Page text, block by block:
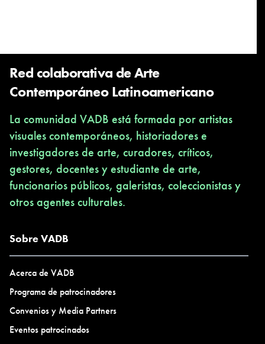
Red colaborativa de Arte
Contemporáneo Latinoamericano
La comunidad VADB está formada por artistas
visuales contemporáneos, historiadores e
investigadores de arte, curadores, críticos,
gestores, docentes y estudiante de arte,
funcionarios públicos, galeristas, coleccionistas y
otros agentes culturales.
Sobre VADB
Acerca de VADB
Programa de patrocinadores
Convenios y Media Partners
Eventos patrocinados